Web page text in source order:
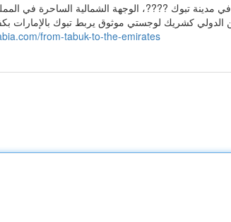
في مدينة تبوك ????، الوجهة الشمالية الساحرة في
from-tabuk-to-the-emirates